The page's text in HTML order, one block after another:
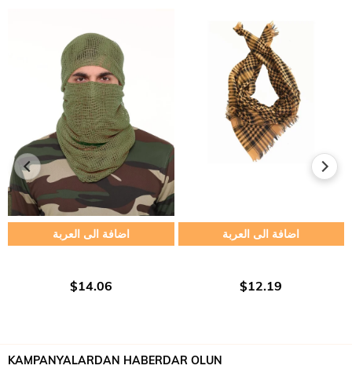
اضافة الى العربة
$14.06
اضافة الى العربة
$12.19
KAMPANYALARDAN HABERDAR OLUN